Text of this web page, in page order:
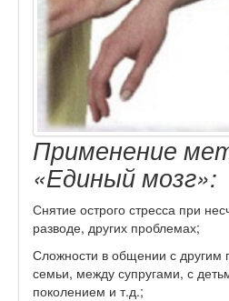
Применение
«Единый мозг»:
Снятие острого стресса при
разводе, других проблемах;
Сложности в общении с другим
семьи, между супругами, с
поколением и т.д.;